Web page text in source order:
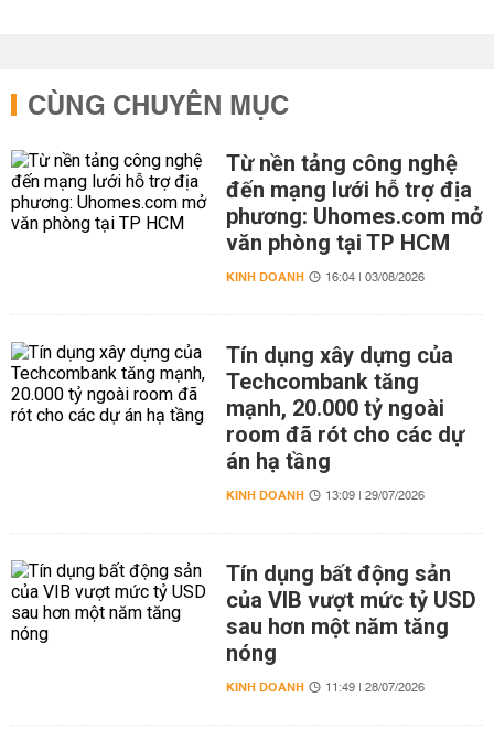
CÙNG CHUYÊN MỤC
Từ nền tảng công nghệ
đến mạng lưới hỗ trợ địa
phương: Uhomes.com mở
văn phòng tại TP HCM
KINH DOANH 16:04 | 03/08/2026
Tín dụng xây dựng của
Techcombank tăng
mạnh, 20.000 tỷ ngoài
room đã rót cho các dự
án hạ tầng
KINH DOANH 13:09 | 29/07/2026
Tín dụng bất động sản
của VIB vượt mức tỷ USD
sau hơn một năm tăng
nóng
KINH DOANH 11:49 | 28/07/2026